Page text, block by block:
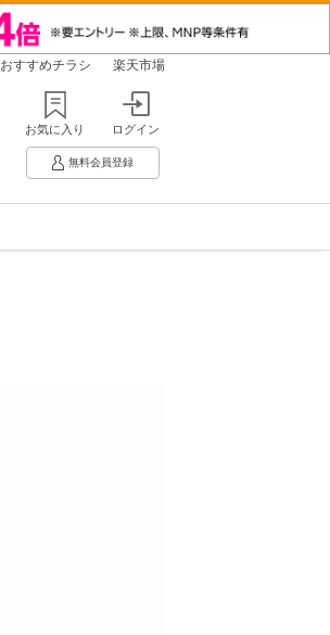
おすすめチラシ 楽天市場
お気に入り ログイン
無料会員登録